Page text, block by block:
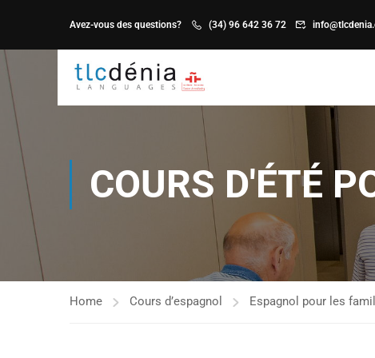
Avez-vous des questions? (34) 96 642 36 72
COURS D'ÉTÉ
Home Cours d’espagnol Espagnol pour les